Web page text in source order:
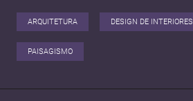
ARQUITETURA DESIGN DE INTERIORES
PAISAGISMO